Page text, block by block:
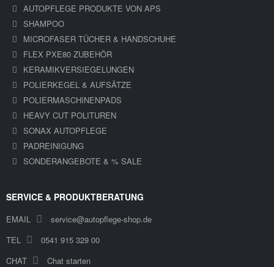
AUTOPFLEGE PRODUKTE VON APS
SHAMPOO
MICROFASER TÜCHER & HANDSCHUHE
FLEX PXE80 ZUBEHÖR
KERAMIKVERSIEGELUNGEN
POLIERKEGEL & AUFSÄTZE
POLIERMASCHINENPADS
HEAVY CUT POLITUREN
SONAX AUTOPFLEGE
PADREINIGUNG
SONDERANGEBOTE & % SALE
SERVICE & PRODUKTBERATUNG
EMAIL
service@autopflege-shop.de
TEL
0541 915 329 00
CHAT
Chat starten